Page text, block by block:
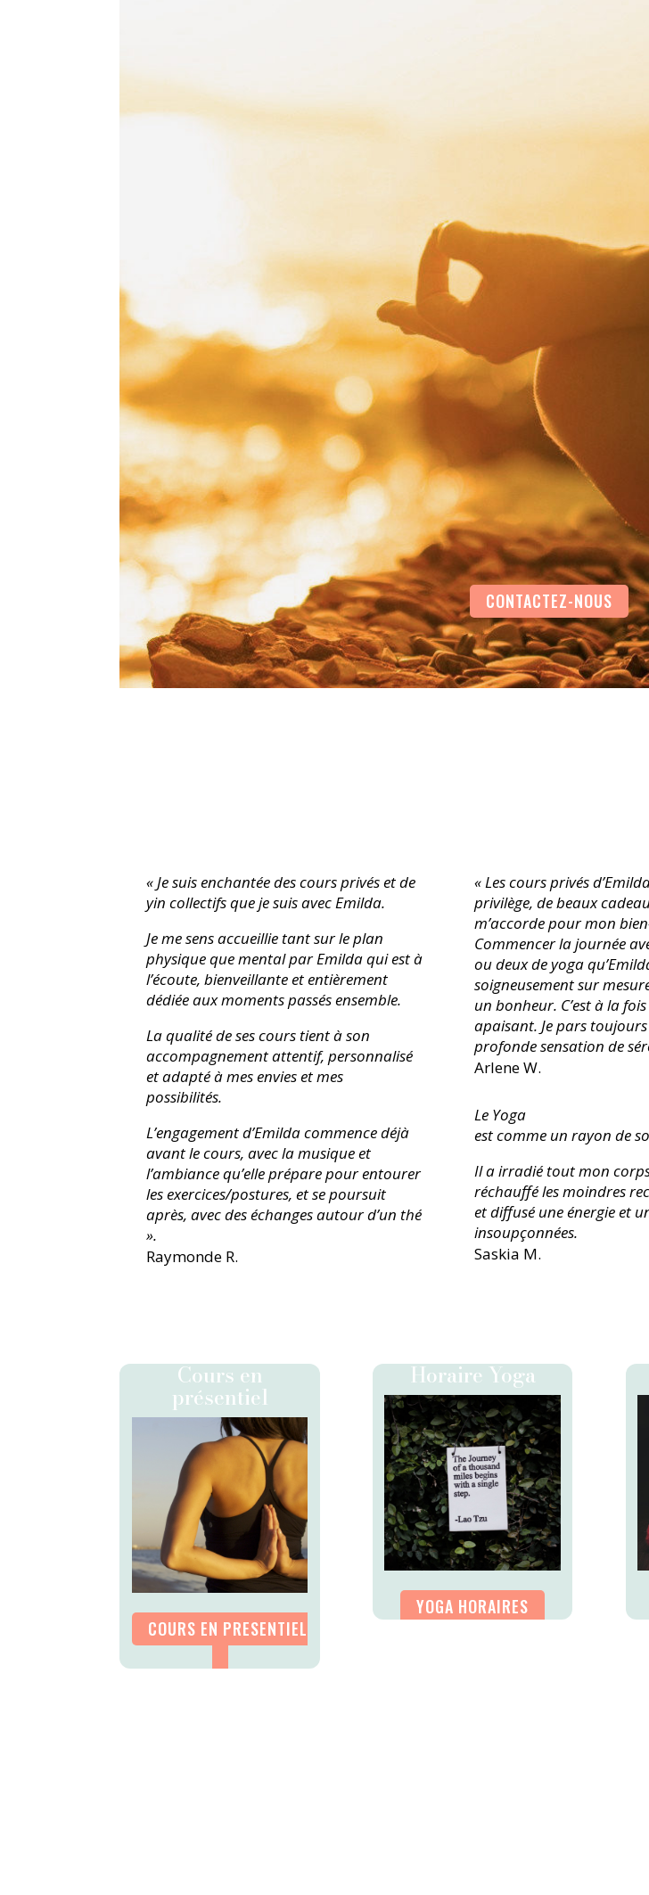
transmise en
patient. L’énergie
propre », ce qui lui
patient en a besoin.
praticien est libre
pensées, il laisse
à tous les niveaux
une séance de
CONTACTEZ-NOUS
« Je suis enchantée des cours privés et de
yin collectifs que je suis avec Emilda.
Je me sens accueillie tant sur le plan
physique que mental par Emilda qui est à
l’écoute, bienveillante et entièrement
dédiée aux moments passés ensemble.
La qualité de ses cours tient à son
accompagnement attentif, personnalisé
et adapté à mes envies et mes
possibilités.
L’engagement d’Emilda commence déjà
avant le cours, avec la musique et
l’ambiance qu’elle prépare pour entourer
les exercices/postures, et se poursuit
après, avec des échanges autour d’un thé
».
Raymonde R.
« Les cours privés
privilège, de beaux
m’accorde pour mon
Commencer la journée
ou deux de yoga
soigneusement sur
un bonheur. C’est à la
apaisant. Je pars
profonde sensation de
Arlene W.
Le Yoga
est comme un rayon de
Il a irradié tout mon
réchauffé les moindres
et diffusé une énergie et
insoupçonnées.
Saskia M.
Cours en
présentiel
COURS EN PRESENTIEL
Horaire Yoga
YOGA HORAIRES